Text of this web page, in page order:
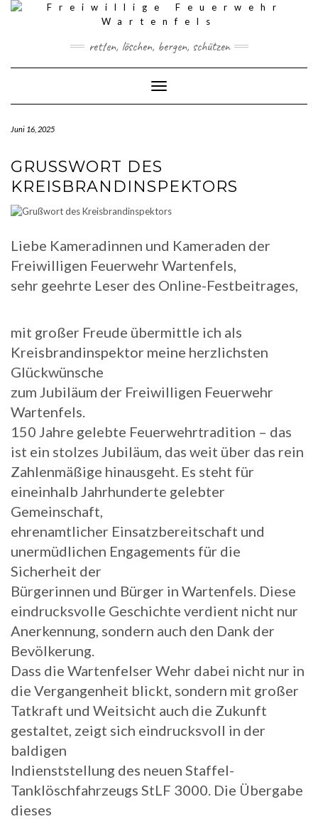
Skip
retten, löschen, bergen, schützen
Toggle Navigation
Juni 16, 2025
GRUSSWORT DES K
REISBRANDINSPEKTORS
Liebe Kameradinnen und Kameraden der
Freiwilligen Feuerwehr Wartenfels,
sehr geehrte Leser des Online-Festbeitrages,
mit großer Freude übermittle ich als
Kreisbrandinspektor meine herzlichsten
Glückwünsche
zum Jubiläum der Freiwilligen Feuerwehr
Wartenfels.
150 Jahre gelebte Feuerwehrtradition – das
ist ein stolzes Jubiläum, das weit über das rein
Zahlenmäßige hinausgeht. Es steht für
eineinhalb Jahrhunderte gelebter
Gemeinschaft,
ehrenamtlicher Einsatzbereitschaft und
unermüdlichen Engagements für die
Sicherheit der
Bürgerinnen und Bürger in Wartenfels. Diese
eindrucksvolle Geschichte verdient nicht nur
Anerkennung, sondern auch den Dank der
Bevölkerung.
Dass die Wartenfelser Wehr dabei nicht nur in
die Vergangenheit blickt, sondern mit großer
Tatkraft und Weitsicht auch die Zukunft
gestaltet, zeigt sich eindrucksvoll in der
baldigen
Indienststellung des neuen Staffel-
Tanklöschfahrzeugs StLF 3000. Die Übergabe
dieses